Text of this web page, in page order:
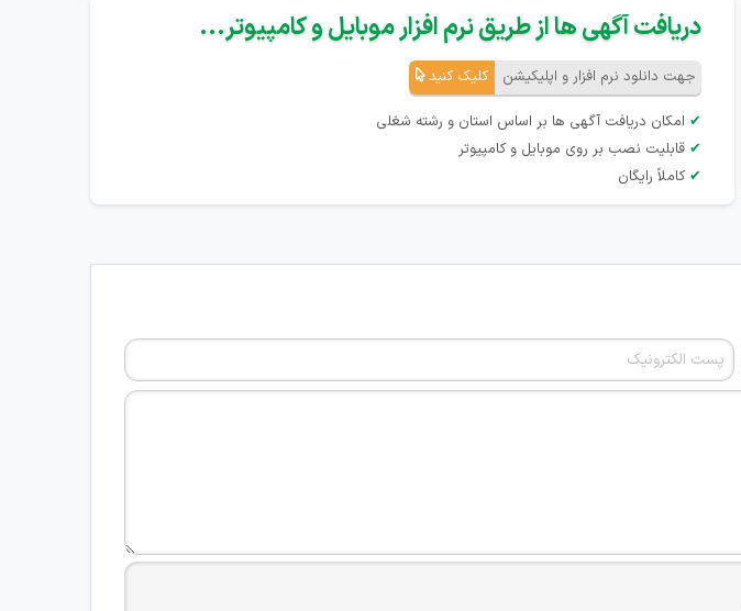
دریافت آگهی ها از طریق نرم افزار موبایل و کامپیوتر...
جهت دانلود نرم افزار و اپلیکیشن کلیک کنید
✔ امکان دریافت آگهی ها بر اساس استان و رشته شغلی
✔ قابلیت نصب بر روی موبایل و کامپیوتر
✔ کاملاً رایگان